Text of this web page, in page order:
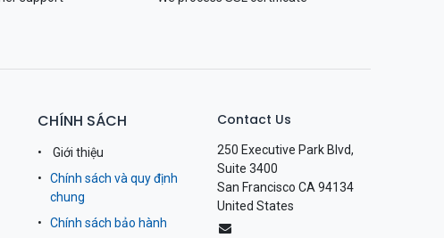
CHÍNH SÁCH
Giới thiệu
Chính sách và quy định
chung
Chính sách bảo hành
Contact Us
250 Executive Park Blvd,
Suite 3400
San Francisco CA 94134
United States